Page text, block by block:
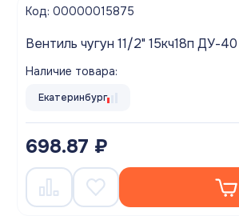
Код: 00000015875
Вентиль чугун 11/2" 15кч18п ДУ-40
Наличие товара:
Екатеринбург
698.87 ₽